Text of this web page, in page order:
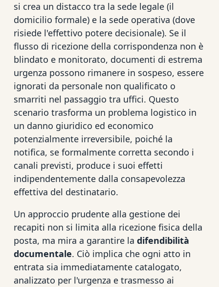
si crea un distacco tra la sede legale (il
domicilio formale) e la sede operativa (dove
risiede l'effettivo potere decisionale). Se il
flusso di ricezione della corrispondenza non è
blindato e monitorato, documenti di estrema
urgenza possono rimanere in sospeso, essere
ignorati da personale non qualificato o
smarriti nel passaggio tra uffici. Questo
scenario trasforma un problema logistico in
un danno giuridico ed economico
potenzialmente irreversibile, poiché la
notifica, se formalmente corretta secondo i
canali previsti, produce i suoi effetti
indipendentemente dalla consapevolezza
effettiva del destinatario.
Un approccio prudente alla gestione dei
recapiti non si limita alla ricezione fisica della
posta, ma mira a garantire la difendibilità
documentale. Ciò implica che ogni atto in
entrata sia immediatamente catalogato,
analizzato per l'urgenza e trasmesso ai